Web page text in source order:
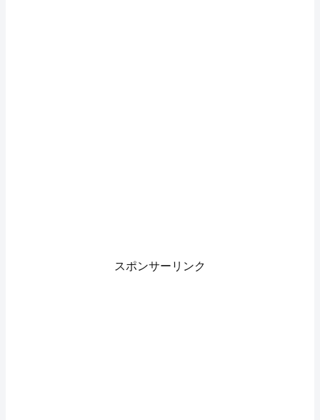
スポンサーリンク